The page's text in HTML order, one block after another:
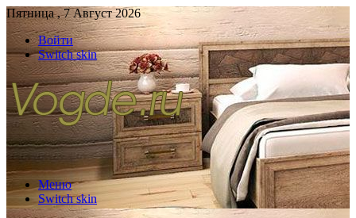
Пятница , 7 Август 2026
Войти
Switch skin
Меню
Switch skin